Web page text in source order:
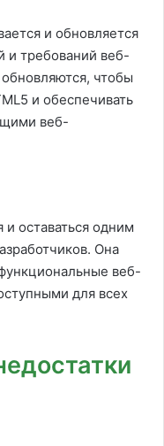
и обновляется
и требований веб-
чтобы
и обеспечивать
веб-
оставаться одним
Она
веб-
для всех